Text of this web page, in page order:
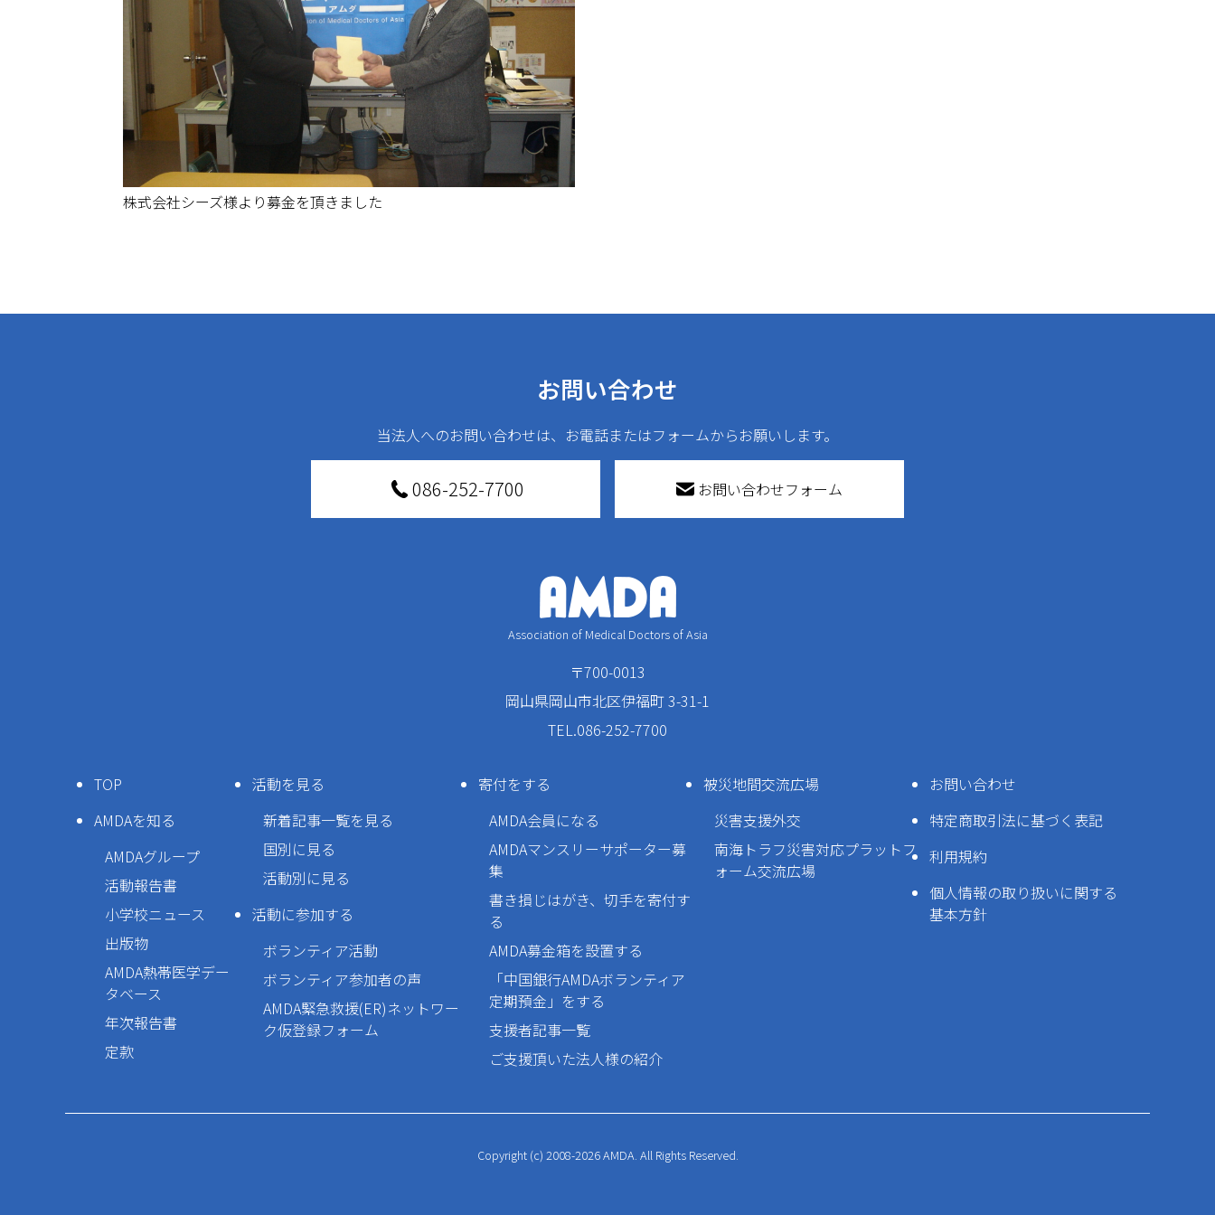
株式会社シーズ様より募金を頂きました
お問い合わせ
当法人へのお問い合わせは、お電話またはフォームからお願いします。
086-252-7700 お問い合わせフォーム
Association of Medical Doctors of Asia
〒700-0013
岡山県岡山市北区伊福町 3-31-1
TEL.086-252-7700
TOP
AMDAを知る
AMDAグループ
活動報告書
小学校ニュース
出版物
AMDA熱帯医学デー
タベース
年次報告書
定款
活動を見る
新着記事一覧を見る
国別に見る
活動別に見る
活動に参加する
ボランティア活動
ボランティア参加者の声
AMDA緊急救援(ER)ネットワー
ク仮登録フォーム
寄付をする
AMDA会員になる
AMDAマンスリーサポーター募
集
書き損じはがき、切手を寄付す
る
AMDA募金箱を設置する
「中国銀行AMDAボランティア
定期預金」をする
支援者記事一覧
ご支援頂いた法人様の紹介
被災地間交流広場
災害支援外交
南海トラフ災害対応プラットフ
ォーム交流広場
お問い合わせ
特定商取引法に基づく表記
利用規約
個人情報の取り扱いに関する
基本方針
Copyright (c) 2008-2026 AMDA. All Rights Reserved.